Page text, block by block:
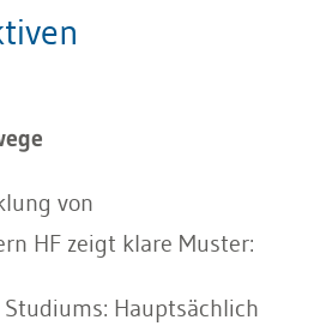
von
HF zeigt klare Muster:
Studiums: Hauptsächlich